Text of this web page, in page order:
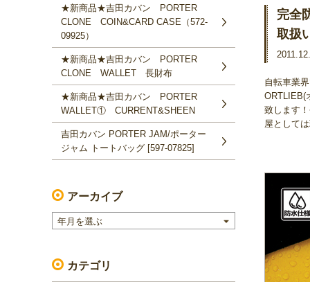
★新商品★吉田カバン PORTER
CLONE COIN&CARD CASE（572‐
09925）
★新商品★吉田カバン PORTER
CLONE WALLET 長財布
★新商品★吉田カバン PORTER
WALLET① CURRENT&SHEEN
吉田カバン PORTER JAM/ポーター
ジャム トートバッグ [597-07825]
アーカイブ
年月を選ぶ
カテゴリ
完全
取扱
自転車業
ORTLIEB(
致します
屋として